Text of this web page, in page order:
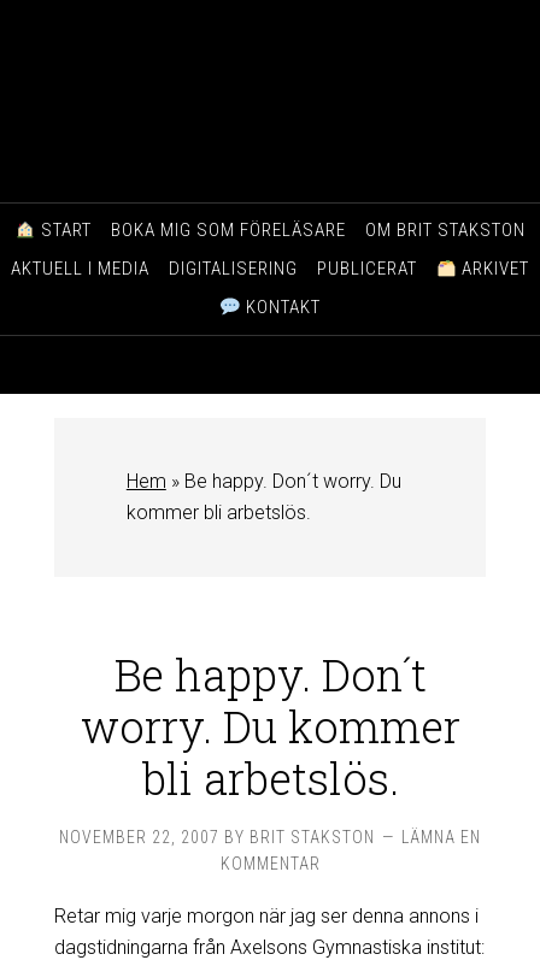
START BOKA MIG SOM FÖRELÄSARE
OM BRIT STAKSTON
AKTUELL I MEDIA
DIGITALISERING PUBLICERAT
ARKIVET
KONTAKT
Hem » Be happy. Don´t worry. Du
kommer bli arbetslös.
Be happy. Don´t
worry. Du kommer
bli arbetslös.
NOVEMBER 22, 2007 BY BRIT STAKSTON
LÄMNA EN
KOMMENTAR
Retar mig varje morgon när jag ser denna annons i
dagstidningarna från Axelsons Gymnastiska institut: